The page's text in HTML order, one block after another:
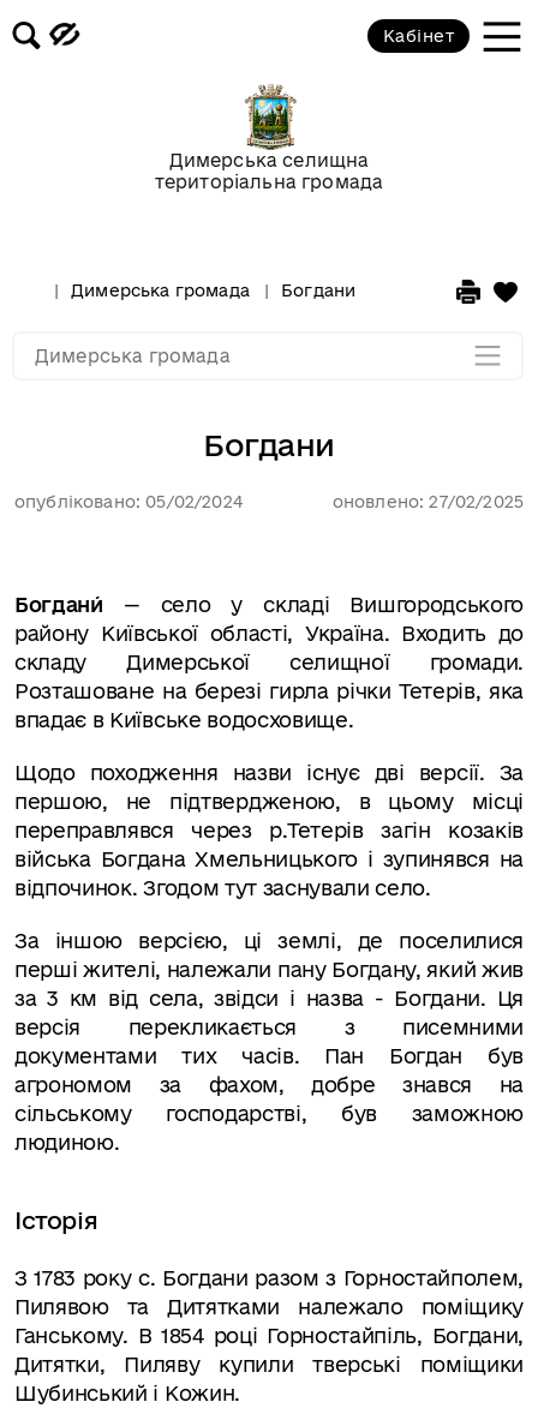
Димерська селищна
територіальна громада
Кабінет
Димерська громада Богдани
Богдани
опубліковано: 05/02/2024 оновлено: 27/02/2025
Богдани́ — село у складі Вишгородського
району Київської області, Україна. Входить до
складу Димерської селищної громади.
Розташоване на березі гирла річки Тетерів, яка
впадає в Київське водосховище.
Щодо походження назви існує дві версії. За
першою, не підтвердженою, в цьому місці
переправлявся через р.Тетерів загін козаків
війська Богдана Хмельницького і зупинявся на
відпочинок. Згодом тут заснували село.
За іншою версією, ці землі, де поселилися
перші жителі, належали пану Богдану, який жив
за 3 км від села, звідси і назва - Богдани. Ця
версія перекликається з писемними
документами тих часів. Пан Богдан був
агрономом за фахом, добре знався на
сільському господарстві, був заможною
людиною.
Історія
З 1783 року с. Богдани разом з Горностайполем,
Пилявою та Дитятками належало поміщику
Ганському. В 1854 році Горностайпіль, Богдани,
Дитятки, Пиляву купили тверські поміщики
Шубинський і Кожин.
Димерська громада